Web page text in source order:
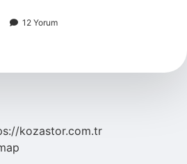
12 Yorum
kozastor.com.tr